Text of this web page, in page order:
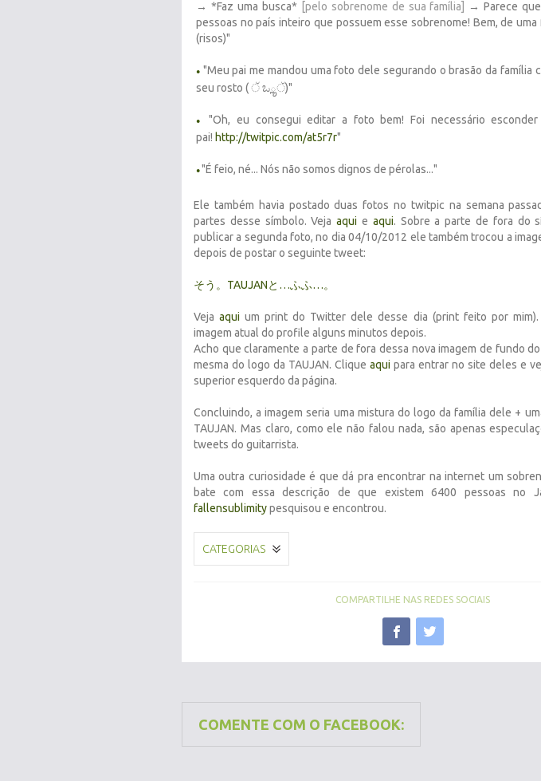
→ *Faz uma busca*
[pelo sobrenome de sua família]
→ Parece
pessoas no país inteiro que possuem esse sobrenome! Bem, de
(risos)"
● "Meu pai me mandou uma foto dele segurando o brasão da família
seu rosto ( ੱ ಒౢੱ)"
●
"Oh, eu consegui editar a foto bem! Foi necessário
pai! http://twitpic.com/at5r7r"
● "É feio, né... Nós não somos dignos de pérolas..."
Ele também havia postado duas fotos no twitpic na semana
partes desse símbolo. Vejaaqui e aqui. Sobre a parte de fora do
publicar a segunda foto, no dia 04/10/2012 ele também trocou a
depois de postar o seguinte tweet:
そう。TAUJANと…ふふ…。
Vejaaqui um print do Twitter dele desse dia (print feito por
imagem atual do profile alguns minutos depois.
Acho que claramente a parte de fora dessa nova imagem de fundo
mesma do logo da TAUJAN. Clique aqui para entrar no site deles e
superior esquerdo da página.
Concluindo, a imagem seria uma mistura do logo da família dele +
TAUJAN. Mas claro, como ele não falou nada, são apenas
tweets do guitarrista.
Uma outra curiosidade é que dá pra encontrar na internet um
bate com essa descrição de que existem 6400 pessoas no
fallensublimitypesquisou e encontrou.
CATEGORIAS
COMPARTILHE NAS REDES SOCIAIS
COMENTE COM O FACEBOOK: